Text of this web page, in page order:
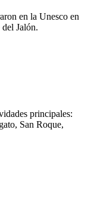
en la Unesco en
Jalón.
principales:
San Roque,